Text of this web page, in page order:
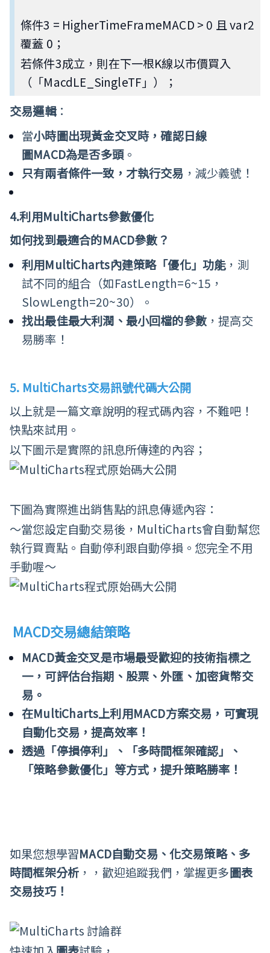
條件3 = HigherTimeFrameMACD > 0 且 var2
覆蓋 0；
若條件3成立，則在下一根K線以市價買入
（「MacdLE_SingleTF」）；
交易邏輯：
當小時圖出現黃金交叉時，確認日線
圖MACD為是否多頭。
只有兩者條件一致，才執行交易 ，減少義號！
4.利用MultiCharts參數優化
如何找到最適合的MACD參數？
利用MultiCharts內建策略「優化」功能，測
試不同的組合（如FastLength=6~15，
SlowLength=20~30）。
找出最佳最大利潤、最小回檔的參數 ，提高交
易勝率！
5. MultiCharts交易訊號代碼大公開
以上就是一篇文章說明的程式碼內容，不難吧！
快點來試用。
以下圖示是實際的訊息所傳達的內容；
下圖為實際進出銷售點的訊息傳遞內容：
～當您設定自動交易後，MultiCharts會自動幫您
執行買賣點。自動停利跟自動停損。您完全不用
手動喔～
MACD交易總結策略
MACD黃金交叉是市場最受歡迎的技術指標之
一，可評估台指期、股票、外匯、加密貨幣交
易。
在MultiCharts上利用MACD方案交易，可實現
自動化交易，提高效率！
透過「停損停利」、「多時間框架確認」、
「策略參數優化」等方式，提升策略勝率！
如果您想學習MACD自動交易、化交易策略、多
時間框架分析 ，，歡迎追蹤我們，掌握更多圖表
交易技巧！